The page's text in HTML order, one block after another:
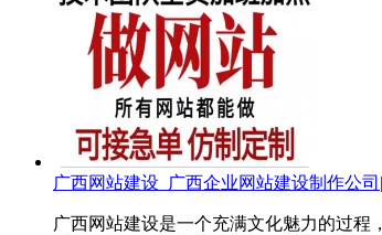
广西网站建设_广西企业网站建设制作公
广西网站建设是一个充满文化魅力的过